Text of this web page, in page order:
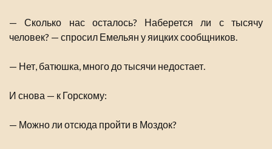
— Сколько нас осталось? Наберется ли с тысячу
человек? — спросил Емельян у яицких сообщников.
— Нет, батюшка, много до тысячи недостает.
И снова — к Горскому:
— Можно ли отсюда пройти в Моздок?